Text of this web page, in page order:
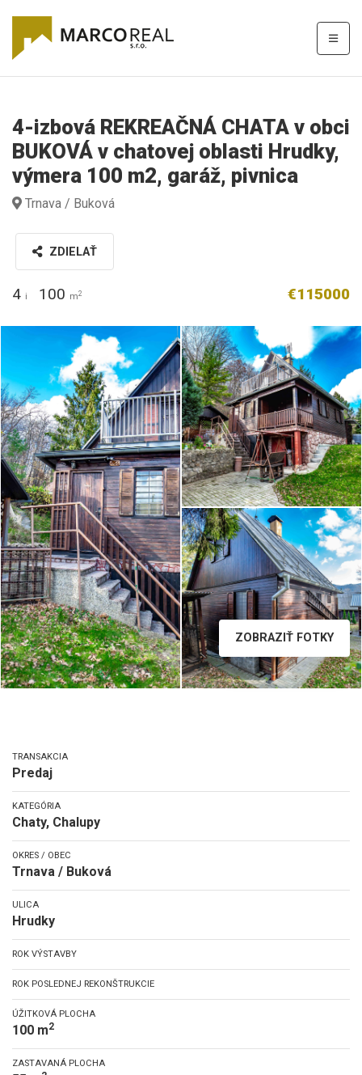
4-izbová REKREAČNÁ CHATA v obci
BUKOVÁ v chatovej oblasti Hrudky,
výmera 100 m2, garáž, pivnica
Trnava / Buková
ZDIELAŤ
4 i 100 m2 €115000
B36A2268__1.jpg
B36A2280__2.jpg
ZOBRAZIŤ FOTKY
TRANSAKCIA
Predaj
KATEGÓRIA
Chaty, Chalupy
OKRES / OBEC
Trnava / Buková
ULICA
Hrudky
ROK VÝSTAVBY
ROK POSLEDNEJ REKONŠTRUKCIE
ÚŽITKOVÁ PLOCHA
100 m2
ZASTAVANÁ PLOCHA